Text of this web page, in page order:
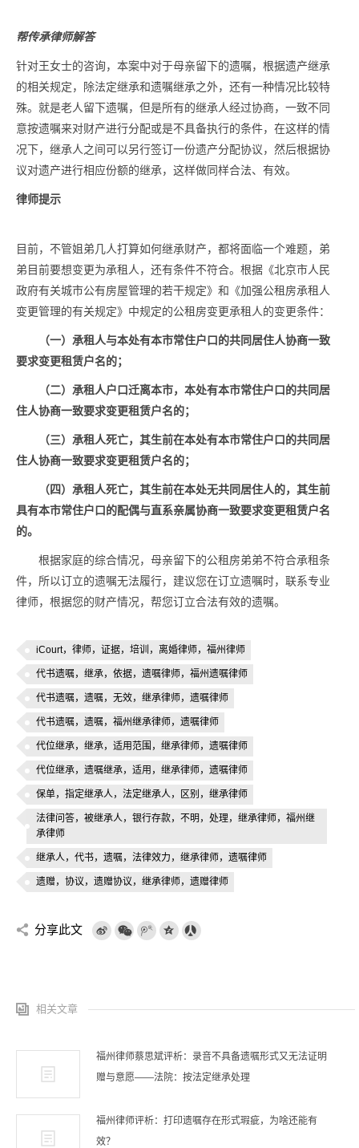
帮传承律师解答
针对王女士的咨询，本案中对于母亲留下的遗嘱，根据遗产继承
的相关规定，除法定继承和遗嘱继承之外，还有一种情况比较特
殊。就是老人留下遗嘱，但是所有的继承人经过协商，一致不同
意按遗嘱来对财产进行分配或是不具备执行的条件，在这样的情
况下，继承人之间可以另行签订一份遗产分配协议，然后根据协
议对遗产进行相应份额的继承，这样做同样合法、有效。
律师提示
目前，不管姐弟几人打算如何继承财产，都将面临一个难题，弟
弟目前要想变更为承租人，还有条件不符合。根据《北京市人民
政府有关城市公有房屋管理的若干规定》和《加强公租房承租人
变更管理的有关规定》中规定的公租房变更承租人的变更条件：
（一）承租人与本处有本市常住户口的共同居住人协商一致
要求变更租赁户名的；
（二）承租人户口迁离本市，本处有本市常住户口的共同居
住人协商一致要求变更租赁户名的；
（三）承租人死亡，其生前在本处有本市常住户口的共同居
住人协商一致要求变更租赁户名的；
（四）承租人死亡，其生前在本处无共同居住人的，其生前
具有本市常住户口的配偶与直系亲属协商一致要求变更租赁户名
的。
根据家庭的综合情况，母亲留下的公租房弟弟不符合承租条
件，所以订立的遗嘱无法履行，建议您在订立遗嘱时，联系专业
律师，根据您的财产情况，帮您订立合法有效的遗嘱。
iCourt，律师，证据，培训，离婚律师，福州律师
代书遗嘱，继承，依据，遗嘱律师，福州遗嘱律师
代书遗嘱，遗嘱，无效，继承律师，遗嘱律师
代书遗嘱，遗嘱，福州继承律师，遗嘱律师
代位继承，继承，适用范围，继承律师，遗嘱律师
代位继承，遗嘱继承，适用，继承律师，遗嘱律师
保单，指定继承人，法定继承人，区别，继承律师
法律问答，被继承人，银行存款，不明，处理，继承律师，福州继
承律师
继承人，代书，遗嘱，法律效力，继承律师，遗嘱律师
遗赠，协议，遗赠协议，继承律师，遗赠律师
分享此文
相关文章
福州律师蔡思斌评析：录音不具备遗嘱形式又无法证明
赠与意愿——法院：按法定继承处理
福州律师评析：打印遗嘱存在形式瑕疵，为啥还能有
效？